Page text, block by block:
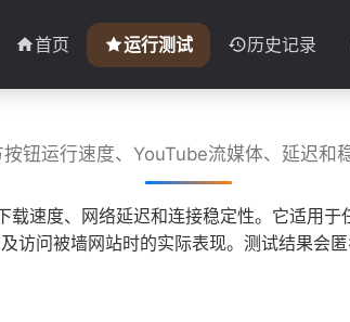
首页 运行测试 历史记录
钮运行速度、YouTube流媒体、延迟和
载速度、网络延迟和连接稳定性。它适用
问被墙网站时的实际表现。测试结果会